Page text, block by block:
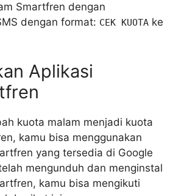
Smartfren dengan
dengan format: CEK KUOTA ke
Aplikasi
kuota malam menjadi kuota
kamu bisa menggunakan
yang tersedia di Google
mengunduh dan menginstal
kamu bisa mengikuti